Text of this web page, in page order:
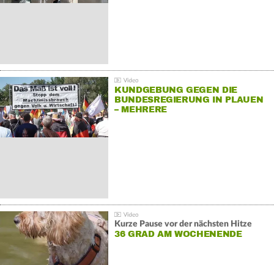
KUNDGEBUNG GEGEN DIE
BUNDESREGIERUNG IN PLAUEN
– MEHRERE
Kurze Pause vor der nächsten Hitze
36 GRAD AM WOCHENENDE